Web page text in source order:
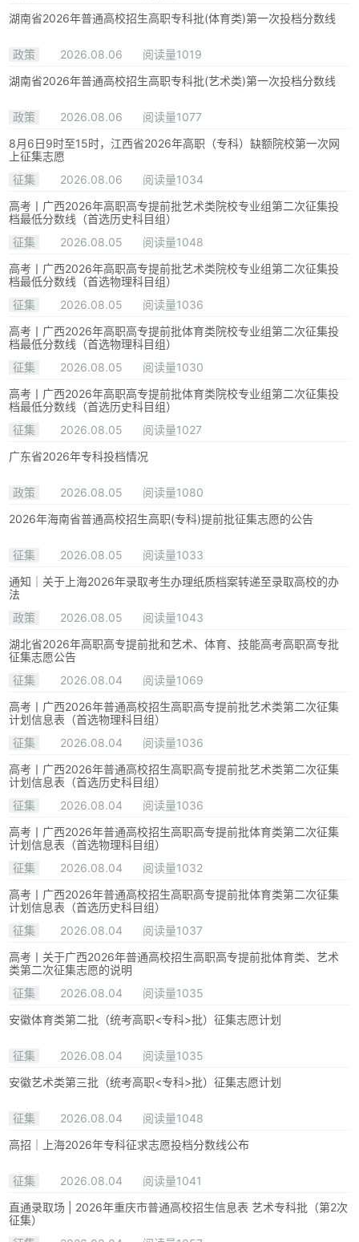
湖南省2026年普通高校招生高职专科批(体育类)第一次投档分数线
政策 2026.08.06
阅读量1019
湖南省2026年普通高校招生高职专科批(艺术类)第一次投档分数线
政策 2026.08.06
阅读量1077
8月6日9时至15时，江西省2026年高职（专科）缺额院校第一次网
上征集志愿
征集
2026.08.06
阅读量1034
高考丨广西2026年高职高专提前批艺术类院校专业组第二次征集投
档最低分数线（首选历史科目组）
征集
2026.08.05
阅读量1048
高考丨广西2026年高职高专提前批艺术类院校专业组第二次征集投
档最低分数线（首选物理科目组）
征集
2026.08.05
阅读量1036
高考丨广西2026年高职高专提前批体育类院校专业组第二次征集投
档最低分数线（首选物理科目组）
征集
2026.08.05
阅读量1030
高考丨广西2026年高职高专提前批体育类院校专业组第二次征集投
档最低分数线（首选历史科目组）
征集
2026.08.05
阅读量1027
广东省2026年专科投档情况
政策 2026.08.05
阅读量1080
2026年海南省普通高校招生高职(专科)提前批征集志愿的公告
征集 2026.08.05
阅读量1033
通知｜关于上海2026年录取考生办理纸质档案转递至录取高校的办
法
政策
2026.08.05
阅读量1043
湖北省2026年高职高专提前批和艺术、体育、技能高考高职高专批
征集志愿公告
征集
2026.08.04
阅读量1069
高考丨广西2026年普通高校招生高职高专提前批艺术类第二次征集
计划信息表（首选物理科目组）
征集
2026.08.04
阅读量1036
高考丨广西2026年普通高校招生高职高专提前批艺术类第二次征集
计划信息表（首选历史科目组）
征集
2026.08.04
阅读量1036
高考丨广西2026年普通高校招生高职高专提前批体育类第二次征集
计划信息表（首选物理科目组）
征集
2026.08.04
阅读量1032
高考丨广西2026年普通高校招生高职高专提前批体育类第二次征集
计划信息表（首选历史科目组）
征集
2026.08.04
阅读量1037
高考丨关于广西2026年普通高校招生高职高专提前批体育类、艺术
类第二次征集志愿的说明
征集
2026.08.04
阅读量1035
安徽体育类第二批（统考高职<专科>批）征集志愿计划
征集 2026.08.04
阅读量1035
安徽艺术类第三批（统考高职<专科>批）征集志愿计划
征集 2026.08.04
阅读量1048
高招｜上海2026年专科征求志愿投档分数线公布
征集 2026.08.04
阅读量1041
直通录取场 | 2026年重庆市普通高校招生信息表 艺术专科批（第2次
征集）